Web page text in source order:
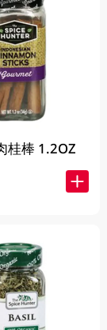
桂棒 1.2OZ